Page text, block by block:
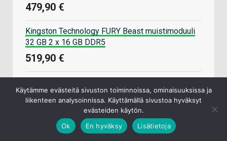
479,90 €
Kingston Technology FURY Beast muistimoduuli
32 GB 2 x 16 GB DDR5
519,90 €
4.0 NVMe 3D NAND
Datatronic pelikoneet
Käytämme evästeitä sivuston toiminnoissa, ominaisuuksissa ja
liikenteen analysoinnissa. Käyttämällä sivustoa hyväksyt
evästeiden käytön.
Ok
En hyväksy Lisätietoja